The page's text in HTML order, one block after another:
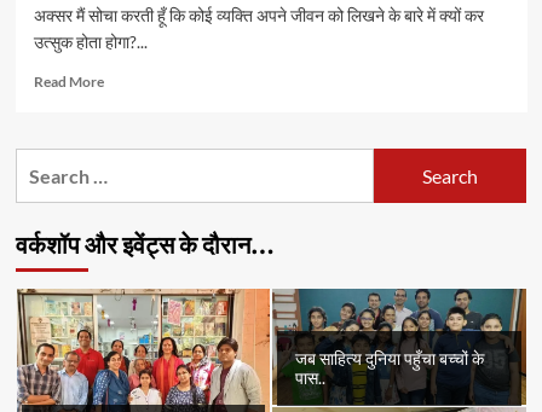
अक्सर मैं सोचा करती हूँ कि कोई व्यक्ति अपने जीवन को लिखने के बारे में क्यों कर
उत्सुक होता होगा?...
Read MoreRead
ईमानदारी,
की
मिसाल
है,
सीमा
कपूर
की
आत्मकथा
‘यूँ
वर्कशॉप और इवेंट्स के दौरान…
जब साहित्य दुनिया पहुँचा बच्चों के
पास..